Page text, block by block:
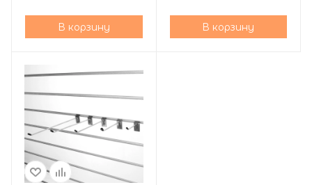
В корзину В корзину